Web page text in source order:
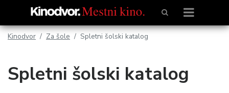
Kinodvor Za šole Spletni šolski katalog
Spletni šolski katalog